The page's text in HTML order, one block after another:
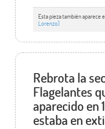
Esta pieza también aparece en
Lorenzo)
Rebrota la
Flagelantes
aparecido en
estaba en